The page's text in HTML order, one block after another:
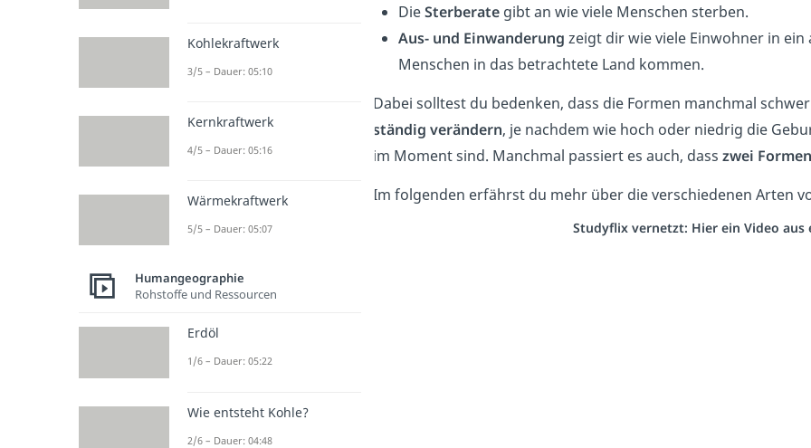
DieSterberate gibt an wie viele Menschen sterben.
Aus- und Einwanderung zeigt dir wie viele Einwohner in
Menschen in das betrachtete Land kommen.
Dabei solltest du bedenken, dass die Formen manchmal
ständig verändern, je nachdem wie hoch oder niedrig die
im Moment sind. Manchmal passiert es auch, dass zwei
Im folgenden erfährst du mehr über die verschiedenen Arten
Studyflix vernetzt: Hier ein Video aus
Kohlekraftwerk
3/5 – Dauer: 05:10
Kernkraftwerk
4/5 – Dauer: 05:16
Wärmekraftwerk
5/5 – Dauer: 05:07
Humangeographie
Rohstoffe und Ressourcen
Erdöl
1/6 – Dauer: 05:22
Wie entsteht Kohle?
2/6 – Dauer: 04:48